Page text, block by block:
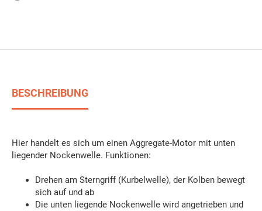
BESCHREIBUNG
Hier handelt es sich um einen Aggregate-Motor mit unten
liegender Nockenwelle. Funktionen:
Drehen am Sterngriff (Kurbelwelle), der Kolben bewegt
sich auf und ab
Die unten liegende Nockenwelle wird angetrieben und